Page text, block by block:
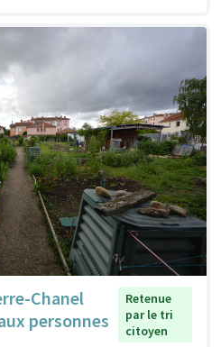
Chanel
personnes
Retenue
par le tri
citoyen